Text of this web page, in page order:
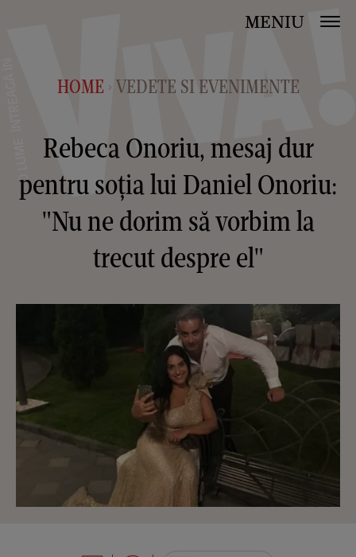
MENIU
HOME > VEDETE SI EVENIMENTE
Rebeca Onoriu, mesaj dur
pentru soția lui Daniel Onoriu:
"Nu ne dorim să vorbim la
trecut despre el"